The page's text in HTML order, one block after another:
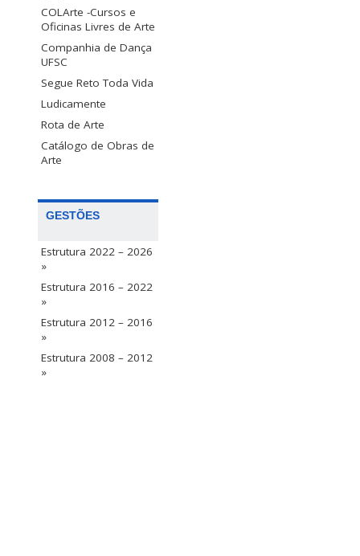
COLArte -Cursos e
Oficinas Livres de Arte
Companhia de Dança
UFSC
Segue Reto Toda Vida
Ludicamente
Rota de Arte
Catálogo de Obras de
Arte
GESTÕES
Estrutura 2022 – 2026
»
Estrutura 2016 – 2022
»
Estrutura 2012 – 2016
»
Estrutura 2008 – 2012
»